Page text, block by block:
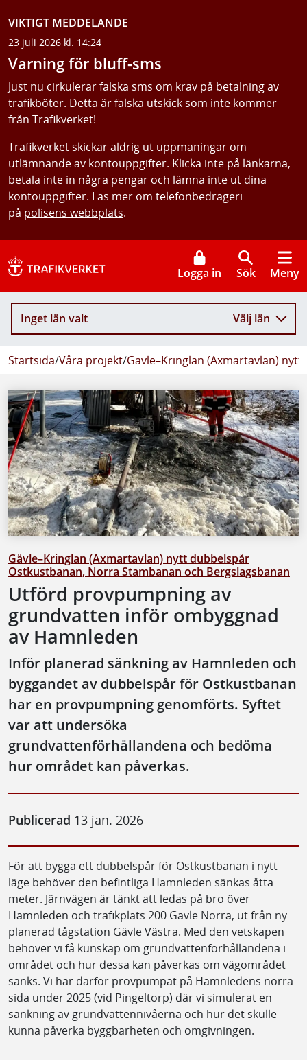
VIKTIGT MEDDELANDE
23 juli 2026 kl. 14:24
Varning för bluff-sms
Just nu cirkulerar falska sms om krav på betalning av
trafikböter. Detta är falska utskick som inte kommer
från Trafikverket!
Trafikverket skickar aldrig ut uppmaningar om
utlämnande av kontouppgifter. Klicka inte på länkarna,
betala inte in några pengar och lämna inte ut dina
kontouppgifter. Läs mer om telefonbedrägeri
på polisens webbplats.
Logga in Sök Meny
Inget län valt Välj län
Startsida/Våra projekt/Gävle–Kringlan (Axmartavlan)
Gävle–Kringlan (Axmartavlan) nytt dubbelspår
Ostkustbanan, Norra Stambanan och Bergslagsbanan
Utförd provpumpning av
grundvatten inför ombyggnad
av Hamnleden
Inför planerad sänkning av Hamnleden och
byggandet av dubbelspår för Ostkustbanan
har en provpumpning genomförts. Syftet
var att undersöka
grundvattenförhållandena och bedöma
hur området kan påverkas.
Publicerad 13 jan. 2026
För att bygga ett dubbelspår för Ostkustbanan i nytt
läge behöver den befintliga Hamnleden sänkas åtta
meter. Järnvägen är tänkt att ledas på bro över
Hamnleden och trafikplats 200 Gävle Norra, ut från ny
planerad tågstation Gävle Västra. Med den vetskapen
behöver vi få kunskap om grundvattenförhållandena i
området och hur dessa kan påverkas om vägområdet
sänks. Vi har därför provpumpat på Hamnledens norra
sida under 2025 (vid Pingeltorp) där vi simulerat en
sänkning av grundvattennivåerna och hur det skulle
kunna påverka byggbarheten och omgivningen.